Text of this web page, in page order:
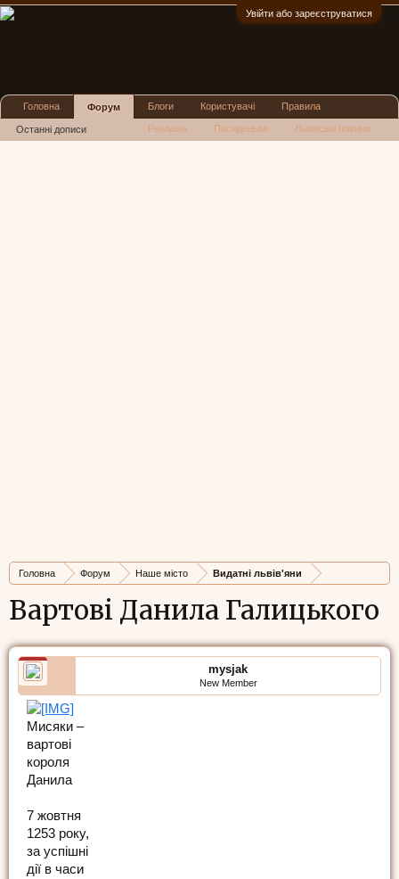
Увійти або зареєструватися
Головна Форум Наше місто Видатні львів'яни
Вартові Данила Галицького
mysjak
New Member
Мисяки –
вартові
короля
Данила
7 жовтня
1253 року,
за успішні
дії в часи
Головна Форум
Останні дописи
Блоги Користувачі Правила
Реклама Посиденьки Львівські новини